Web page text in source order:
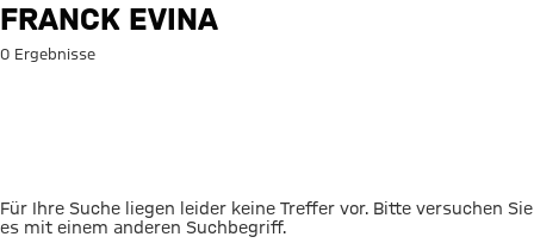
Suche: Franck Evina
FRANCK EVINA
0 Ergebnisse
Für Ihre Suche liegen leider keine Treffer vor. Bitte versuchen Sie
es mit einem anderen Suchbegriff.